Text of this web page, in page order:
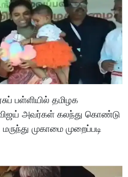
பள்ளியில் தமிழக
அவர்கள் கலந்து கொண்டு
முகாமை முறைப்படி